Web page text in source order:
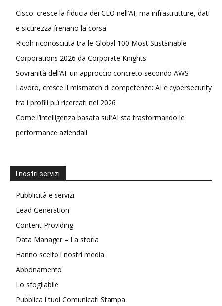
Cisco: cresce la fiducia dei CEO nell’AI, ma infrastrutture, dati
e sicurezza frenano la corsa
Ricoh riconosciuta tra le Global 100 Most Sustainable
Corporations 2026 da Corporate Knights
Sovranità dell’AI: un approccio concreto secondo AWS
Lavoro, cresce il mismatch di competenze: AI e cybersecurity
tra i profili più ricercati nel 2026
Come l’intelligenza basata sull’AI sta trasformando le
performance aziendali
I nostri servizi
Pubblicità e servizi
Lead Generation
Content Providing
Data Manager – La storia
Hanno scelto i nostri media
Abbonamento
Lo sfogliabile
Pubblica i tuoi Comunicati Stampa